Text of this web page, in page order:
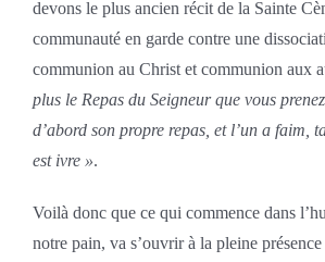
devons le plus ancien récit de la Sainte
communauté en garde contre une
communion au Christ et communion aux
plus le Repas du Seigneur que vous
d’abord son propre repas, et l’un a faim,
est ivre ».
Voilà donc que ce qui commence dans
notre pain, va s’ouvrir à la pleine